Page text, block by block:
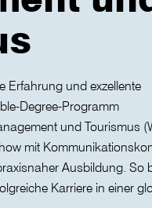
Erfahrung und exzellente
Degree-Programm
und Tourismus
mit
Ausbildung. So
Karriere in einer